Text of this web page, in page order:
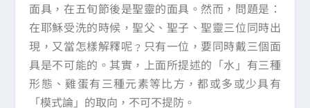
面具，在五旬節後是聖靈的面具。然而，問題是：
在耶穌受洗的時候，聖父、聖子、聖靈三位同時出
現，又當怎樣解釋呢﹖只有一位，要同時戴三個面
具是不可能的。其實，上面所提述的「水」有三種
形態、雞蛋有三種元素等比方，都或多或少具有
「模式論」的取向，不可不提防。